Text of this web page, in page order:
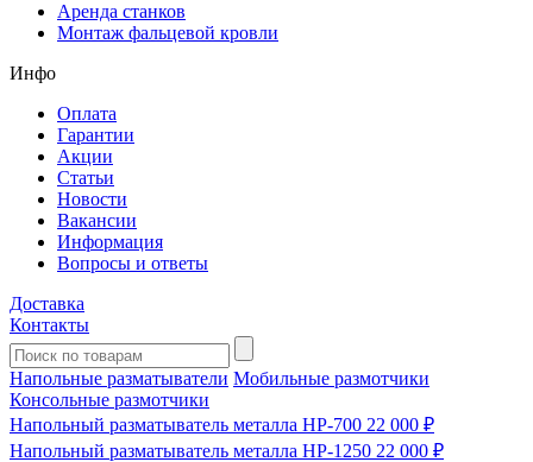
Аренда станков
Монтаж фальцевой кровли
Инфо
Оплата
Гарантии
Акции
Статьи
Новости
Вакансии
Информация
Вопросы и ответы
Доставка
Контакты
Напольные разматыватели Мобильные размотчики
Консольные размотчики
Напольный разматыватель металла HP-700 22 000 ₽
Напольный разматыватель металла HP-1250 22 000 ₽